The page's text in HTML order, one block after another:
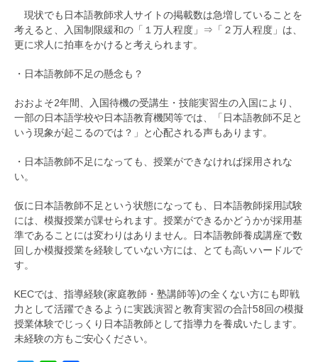
現状でも日本語教師求人サイトの掲載数は急増していることを
考えると、入国制限緩和の「１万人程度」⇒「２万人程度」は、
更に求人に拍車をかけると考えられます。
・日本語教師不足の懸念も？
おおよそ2年間、入国待機の受講生・技能実習生の入国により、
一部の日本語学校や日本語教育機関等では、「日本語教師不足と
いう現象が起こるのでは？」と心配される声もあります。
・日本語教師不足になっても、授業ができなければ採用されな
い。
仮に日本語教師不足という状態になっても、日本語教師採用試験
には、模擬授業が課せられます。授業ができるかどうかが採用基
準であることには変わりはありません。日本語教師養成講座で数
回しか模擬授業を経験していない方には、とても高いハードルで
す。
KECでは、指導経験(家庭教師・塾講師等)の全くない方にも即戦
力として活躍できるように実践演習と教育実習の合計58回の模擬
授業体験でじっくり日本語教師として指導力を養成いたします。
未経験の方もご安心ください。